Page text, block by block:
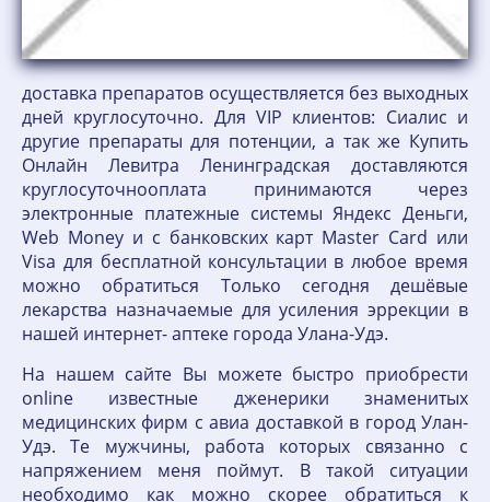
доставка препаратов осуществляется без выходных
дней круглосуточно. Для VIP клиентов: Сиалис и
другие препараты для потенции, а так же Купить
Онлайн Левитра Ленинградская доставляются
круглосуточнооплата принимаются через
электронные платежные системы Яндекс Деньги,
Web Money и с банковских карт Master Card или
Visa для бесплатной консультации в любое время
можно обратиться Только сегодня дешёвые
лекарства назначаемые для усиления эррекции в
нашей интернет- аптеке города Улана-Удэ.
На нашем сайте Вы можете быстро приобрести
online известные дженерики знаменитых
медицинских фирм с авиа доставкой в город Улан-
Удэ. Те мужчины, работа которых связанно с
напряжением меня поймут. В такой ситуации
необходимо как можно скорее обратиться к